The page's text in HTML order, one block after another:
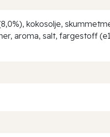
kokosolje,
aroma, salt, fargestoff